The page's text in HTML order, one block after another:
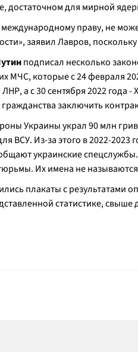
достаточном для мирной
праву, не
заявил Лавров,
подписал несколько
МЧС, которые с 24 февраля
а с 30 сентября 2022 года
заключить
Украины украл 90 млн
ВСУ. Из-за этого в 2022-2023
украинские
Их имена не называются
плакаты с результатами
статистике,